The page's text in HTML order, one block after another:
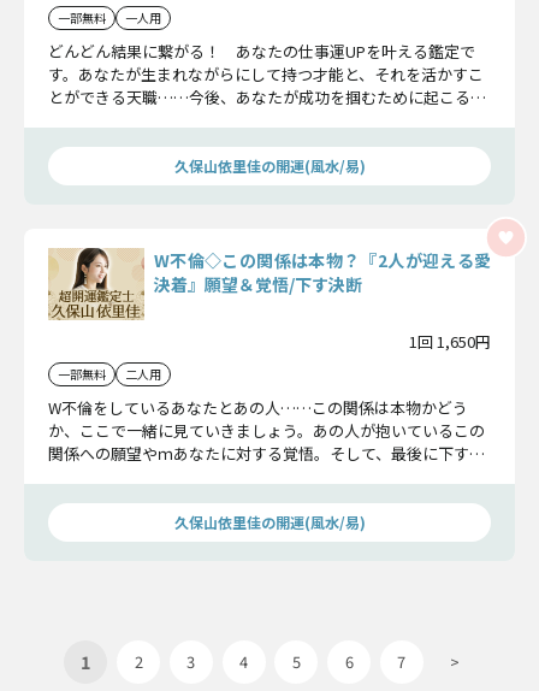
一部無料 一人用
どんどん結果に繋がる！ あなたの仕事運UPを叶える鑑定で
す。あなたが生まれながらにして持つ才能と、それを活かすこ
とができる天職……今後、あなたが成功を掴むために起こる転
久保山依里佳の開運(風水/易)
W不倫◇この関係は本物？『2人が迎える愛
決着』願望＆覚悟/下す決断
1回 1,650円
一部無料 二人用
W不倫をしているあなたとあの人……この関係は本物かどう
か、ここで一緒に見ていきましょう。あの人が抱いているこの
関係への願望やｍあなたに対する覚悟。そして、最後に下すあ
久保山依里佳の開運(風水/易)
1 2 3 4 5 6 7 >